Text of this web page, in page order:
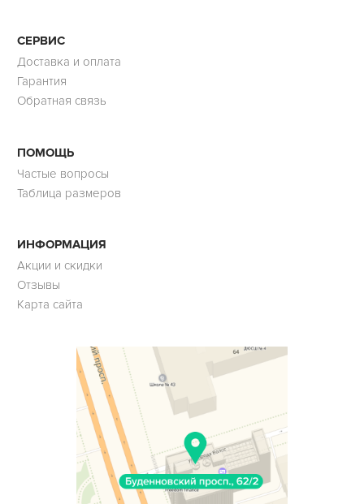
СЕРВИС
Доставка и оплата
Гарантия
Обратная связь
ПОМОЩЬ
Частые вопросы
Таблица размеров
ИНФОРМАЦИЯ
Акции и скидки
Отзывы
Карта сайта